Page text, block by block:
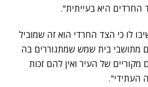
היא בעייתית".
לו כי הצד החרדי הוא זה שמוביל
מתושבי בית שמש שמתגוררים בה
מקוריים של העיר ואין להם זכות
העתידי".